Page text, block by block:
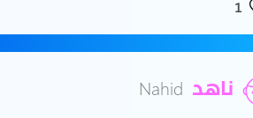
1
ناهد Nahid